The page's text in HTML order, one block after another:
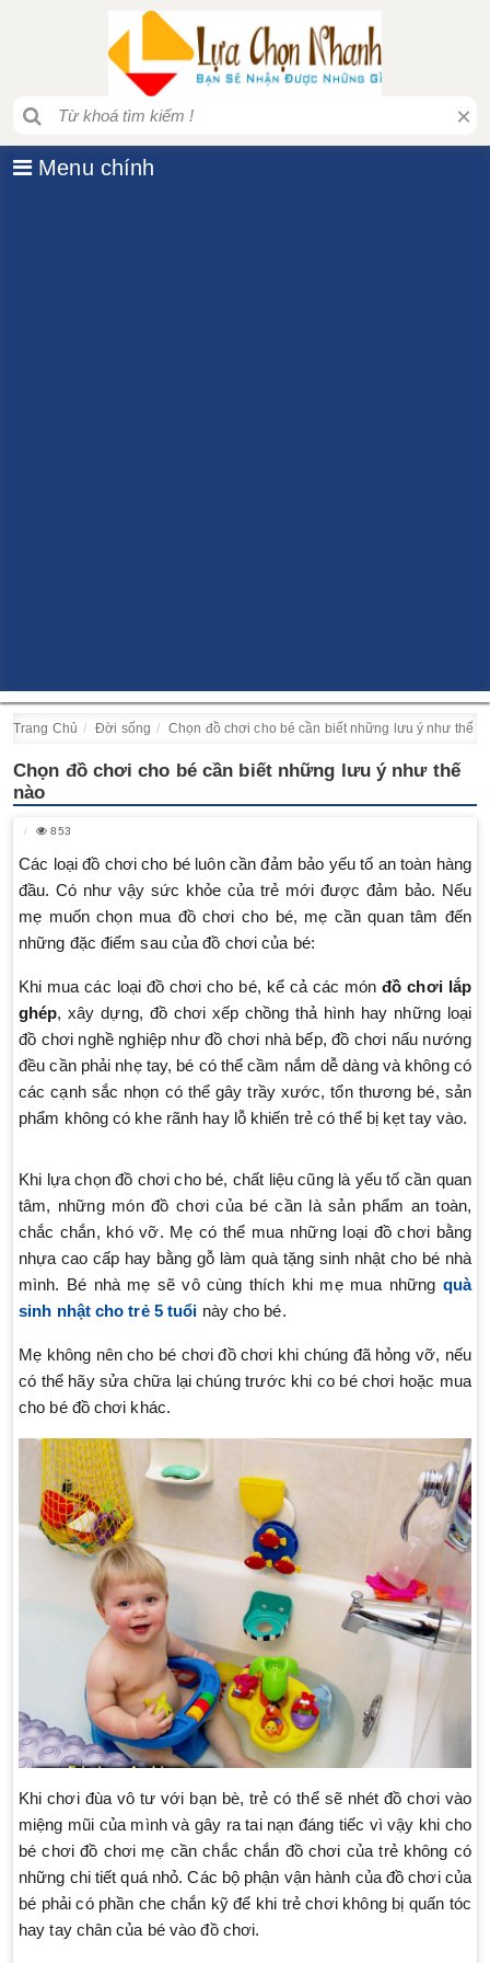
×
Menu chính
Trang Chủ Đời sống Chọn đồ chơi cho bé cần biết những lưu ý như thế
Chọn đồ chơi cho bé cần biết những lưu ý như thế
nào
853
Các loại đồ chơi cho bé luôn cần đảm bảo yếu tố an toàn hàng
đầu. Có như vậy sức khỏe của trẻ mới được đảm bảo. Nếu
mẹ muốn chọn mua đồ chơi cho bé, mẹ cần quan tâm đến
những đặc điểm sau của đồ chơi của bé:
Khi mua các loại đồ chơi cho bé, kể cả các mónđồ chơi lắp
ghép, xây dựng, đồ chơi xếp chồng thả hình hay những loại
đồ chơi nghề nghiệp như đồ chơi nhà bếp, đồ chơi nấu nướng
đều cần phải nhẹ tay, bé có thể cầm nắm dễ dàng và không có
các cạnh sắc nhọn có thể gây trầy xước, tổn thương bé, sản
phẩm không có khe rãnh hay lỗ khiến trẻ có thể bị kẹt tay vào.
Khi lựa chọn đồ chơi cho bé, chất liệu cũng là yếu tố cần quan
tâm, những món đồ chơi của bé cần là sản phẩm an toàn,
chắc chắn, khó vỡ. Mẹ có thể mua những loại đồ chơi bằng
nhựa cao cấp hay bằng gỗ làm quà tặng sinh nhật cho bé nhà
mình. Bé nhà mẹ sẽ vô cùng thích khi mẹ mua những quà
sinh nhật cho trẻ 5 tuổi này cho bé.
Mẹ không nên cho bé chơi đồ chơi khi chúng đã hỏng vỡ, nếu
có thể hãy sửa chữa lại chúng trước khi co bé chơi hoặc mua
cho bé đồ chơi khác.
Khi chơi đùa vô tư với bạn bè, trẻ có thể sẽ nhét đồ chơi vào
miệng mũi của mình và gây ra tai nạn đáng tiếc vì vậy khi cho
bé chơi đồ chơi mẹ cần chắc chắn đồ chơi của trẻ không có
những chi tiết quá nhỏ. Các bộ phận vận hành của đồ chơi của
bé phải có phần che chắn kỹ để khi trẻ chơi không bị quấn tóc
hay tay chân của bé vào đồ chơi.